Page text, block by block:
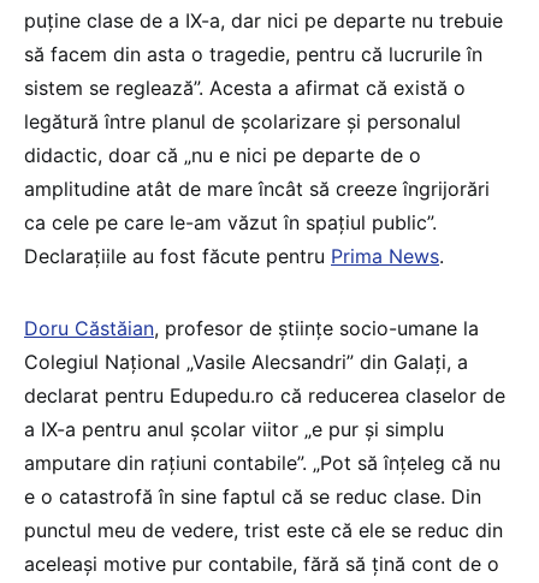
puține clase de a IX-a, dar nici pe departe nu trebuie
să facem din asta o tragedie, pentru că lucrurile în
sistem se reglează”. Acesta a afirmat că există o
legătură între planul de școlarizare și personalul
didactic, doar că „nu e nici pe departe de o
amplitudine atât de mare încât să creeze îngrijorări
ca cele pe care le-am văzut în spațiul public”.
Declarațiile au fost făcute pentru Prima News.
Doru Căstăian, profesor de științe socio-umane la
Colegiul Național „Vasile Alecsandri” din Galați, a
declarat pentru Edupedu.ro că reducerea claselor de
a IX-a pentru anul școlar viitor „e pur și simplu
amputare din rațiuni contabile”. „Pot să înțeleg că nu
e o catastrofă în sine faptul că se reduc clase. Din
punctul meu de vedere, trist este că ele se reduc din
aceleași motive pur contabile, fără să țină cont de o